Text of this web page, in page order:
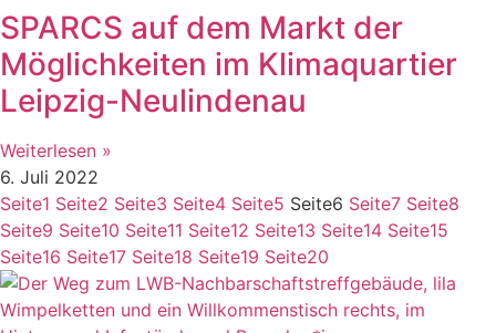
SPARCS auf dem Markt der
Möglichkeiten im Klimaquartier
Leipzig-Neulindenau
Weiterlesen »
6. Juli 2022
Seite1 Seite2 Seite3 Seite4 Seite5 Seite6 Seite7 Seite8
Seite9 Seite10 Seite11 Seite12 Seite13 Seite14 Seite15
Seite16 Seite17 Seite18 Seite19 Seite20